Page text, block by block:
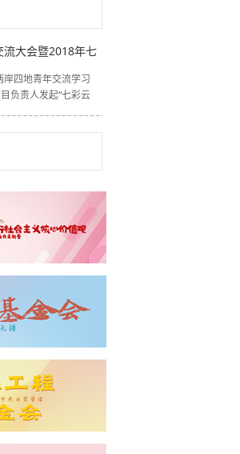
大会暨2018年七
四地青年交流学习
负责人发起“七彩云